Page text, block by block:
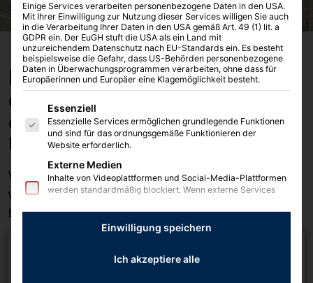
Haben Sie Interesse an
einem unserer Produkte
oder Fragen zu unserem
Unternehmen?
Wir helfen Ihnen gerne persönlich weiter und
werden Ihre Anfrage so schnell wie möglich
bearbeiten.
Einige Services verarbeiten personenbezogene Daten in den USA.
Mit Ihrer Einwilligung zur Nutzung dieser Services willigen Sie auch
in die Verarbeitung Ihrer Daten in den USA gemäß Art. 49 (1) lit. a
GDPR ein. Der EuGH stuft die USA als ein Land mit
unzureichendem Datenschutz nach EU-Standards ein. Es besteht
beispielsweise die Gefahr, dass US-Behörden personenbezogene
Daten in Überwachungsprogrammen verarbeiten, ohne dass für
Europäerinnen und Europäer eine Klagemöglichkeit besteht.
Es folgt eine Liste der Service-Gruppen, für die
Essenziell
Essenzielle Services ermöglichen grundlegende Funktionen
und sind für das ordnungsgemäße Funktionieren der
Website erforderlich.
Externe Medien
Inhalte von Videoplattformen und Social-Media-Plattformen
werden standardmäßig blockiert. Wenn externe Services
manuelle Einwilligung mehr erforderlich.
Einwilligung speichern
Ich akzeptiere alle